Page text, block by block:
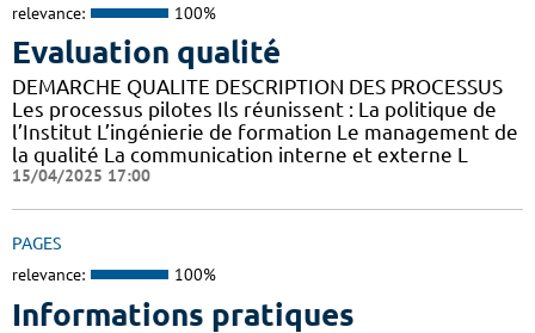
relevance: 100%
Evaluation qualité
DEMARCHE QUALITE DESCRIPTION DES PROCESSUS
Les processus pilotes Ils réunissent : La politique de
l’Institut L’ingénierie de formation Le management de
la qualité La communication interne et externe L
15/04/2025 17:00
PAGES
relevance: 100%
Informations pratiques